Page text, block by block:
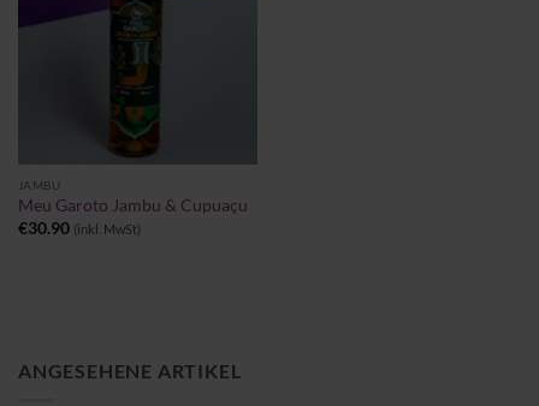
JAMBU
Meu Garoto Jambu & Cupuaçu
€30.90 (inkl. MwSt)
ANGESEHENE ARTIKEL